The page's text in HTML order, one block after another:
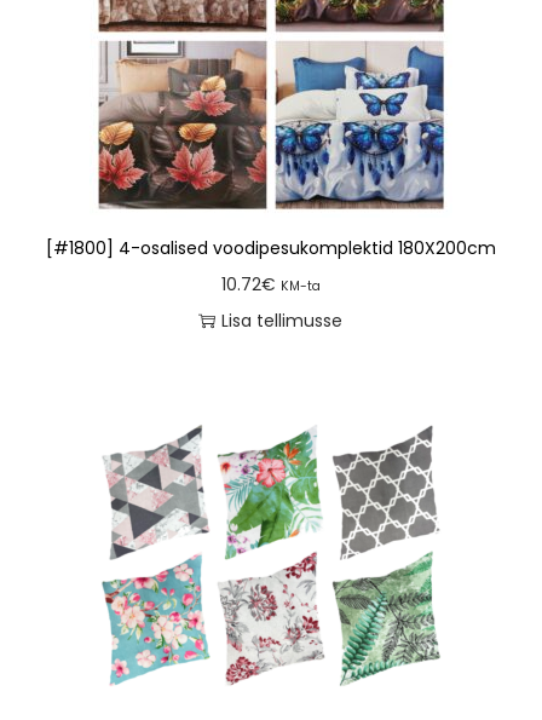
[#1800] 4-osalised voodipesukomplektid 180X200cm
10.72€ KM-ta
Lisa tellimusse